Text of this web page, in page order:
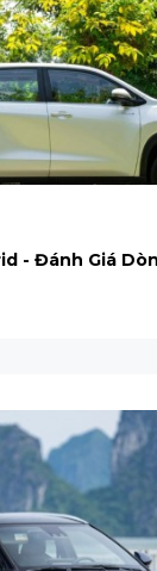
- Đánh Giá